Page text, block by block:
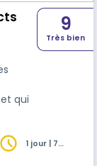
qui
par
9
Très bien
1 jour | 7